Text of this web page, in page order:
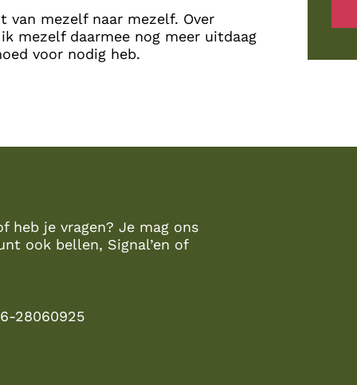
van mezelf naar mezelf. Over
mezelf daarmee nog meer uitdaag
voor nodig heb.
heb je vragen? Je mag ons
ook bellen, Signal’en of
28060925